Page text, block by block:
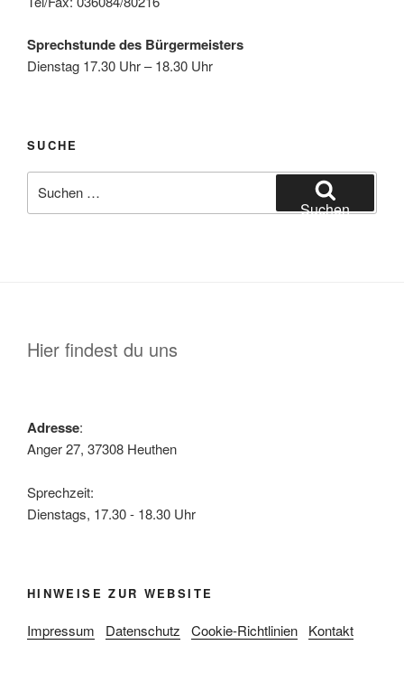
Sprechstunde des Bürgermeisters
Dienstag 17.30 Uhr – 18.30 Uhr
SUCHE
nach:
Suchen
Hier findest du uns
Adresse:
Anger 27, 37308 Heuthen
Sprechzeit:
Dienstags, 17.30 - 18.30 Uhr
HINWEISE ZUR WEBSITE
Impressum Datenschutz Cookie-Richtlinien Kontakt